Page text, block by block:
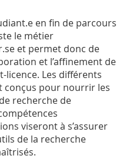
en fin de parcours
le métier
et permet donc de
et l’affinement de
Les différents
conçus pour nourrir les
recherche de
viseront à s’assurer
de la recherche